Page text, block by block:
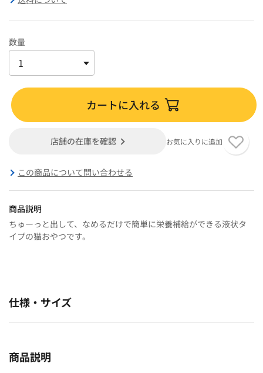
数量
カートに入れる
店舗の在庫を確認 お気に入りに追加
この商品について問い合わせる
商品説明
ちゅーっと出して、なめるだけで簡単に栄養補給ができる液状タ
イプの猫おやつです。
仕様・サイズ
商品説明